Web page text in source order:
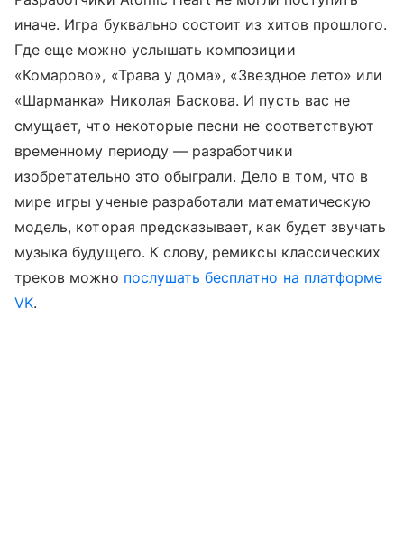
иначе. Игра буквально состоит из хитов прошлого.
Где еще можно услышать композиции
«Комарово», «Трава у дома», «Звездное лето» или
«Шарманка» Николая Баскова. И пусть вас не
смущает, что некоторые песни не соответствуют
временному периоду — разработчики
изобретательно это обыграли. Дело в том, что в
мире игры ученые разработали математическую
модель, которая предсказывает, как будет звучать
музыка будущего. К слову, ремиксы классических
треков можно послушать бесплатно на платформе
VK.